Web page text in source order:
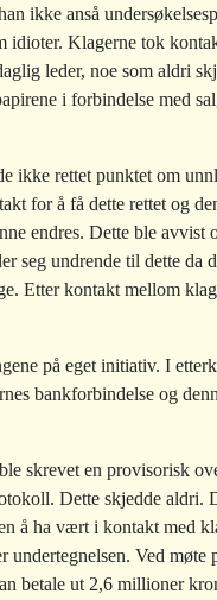
ikke anså
idioter. Klagerne tok
leder, noe som aldri
i forbindelse med
ikke rettet punktet om
for å få dette rettet og
endres. Dette ble avvist
seg undrende til dette da
Etter kontakt mellom
på eget initiativ. I
bankforbindelse og
skrevet en provisorisk
Dette skjedde aldri.
å ha vært i kontakt med
Ved møte
betale ut 2,6 millioner